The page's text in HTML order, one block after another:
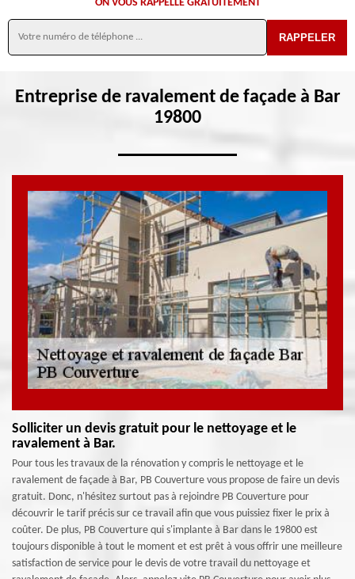
ON VOUS RAPPELLE GRATUITEMENT
Entreprise de ravalement de façade à Bar
19800
Solliciter un devis gratuit pour le nettoyage et le
ravalement à Bar.
Pour tous les travaux de la rénovation y compris le nettoyage et le
ravalement de façade à Bar, PB Couverture vous propose de faire un devis
gratuit. Donc, n'hésitez surtout pas à rejoindre PB Couverture pour
découvrir le tarif précis sur ce travail afin que vous puissiez fixer le prix à
coûter. De plus, PB Couverture qui s'implante à Bar dans le 19800 est
toujours disponible à tout le moment et est prêt à vous offrir une meilleure
satisfaction de service pour le devis de votre travail du nettoyage et